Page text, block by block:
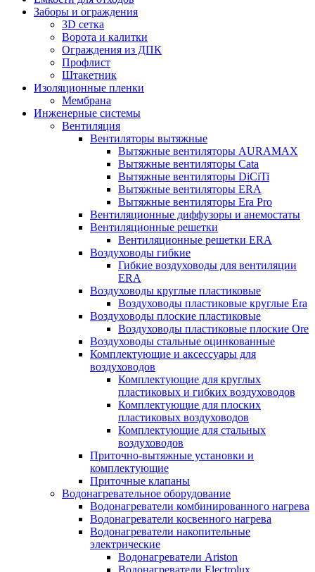
Заборы и ограждения
3D сетка
Ворота и калитки
Ограждения из ДПК
Профлист
Штакетник
Изоляционные пленки
Мембрана
Инженерные системы
Вентиляция
Вентиляторы вытяжные
Вытяжные вентиляторы AURAMAX
Вытяжные вентиляторы Cata
Вытяжные вентиляторы DiCiTi
Вытяжные вентиляторы ERA
Вытяжные вентиляторы Era Pro
Вентиляционные диффузоры и анемостаты
Вентиляционные решетки
Вентиляционные решетки ERA
Воздуховоды гибкие
Гибкие воздуховоды для вентиляции
ERA
Воздуховоды круглые пластиковые
Воздуховоды пластиковые круглые Era
Воздуховоды плоские пластиковые
Воздуховоды пластиковые плоские Ore
Воздуховоды стальные оцинкованные
Комплектующие и аксессуары для
воздуховодов
Комплектующие для круглых
пластиковых и гибких воздуховодов
Комплектующие для плоских
пластиковых воздуховодов
Комплектующие для стальных
воздуховодов
Приточно-вытяжные установки и
комплектующие
Приточные клапаны
Водонагревательное оборудование
Водонагреватели комбинированного нагрева
Водонагреватели косвенного нагрева
Водонагреватели накопительные
электрические
Водонагреватели Ariston